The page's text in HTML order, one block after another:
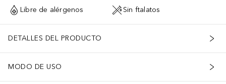
Libre de alérgenos Sin ftalatos
DETALLES DEL PRODUCTO
MODO DE USO